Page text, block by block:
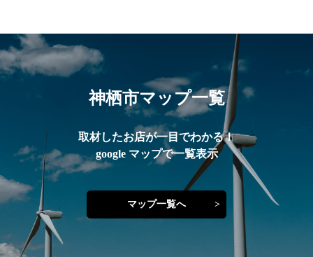
神栖市マップ一覧
取材したお店が一目でわかる！
google マップで一覧表示
マップ一覧へ